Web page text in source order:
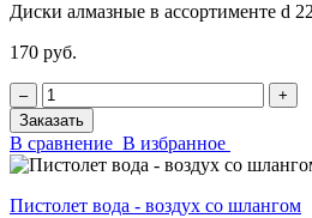
Диски алмазные в ассортименте
170 руб.
‒
+
Заказать
В сравнение В избранное
Пистолет вода - воздух со шлангом